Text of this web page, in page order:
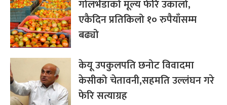
गोलभेँडाको मूल्य फेरि उकालो,
एकैदिन प्रतिकिलो १० रुपैयाँसम्म
बढ्यो
केयू उपकुलपति छनोट विवादमा
केसीको चेतावनी,सहमति उल्लंघन गरे
फेरि सत्याग्रह